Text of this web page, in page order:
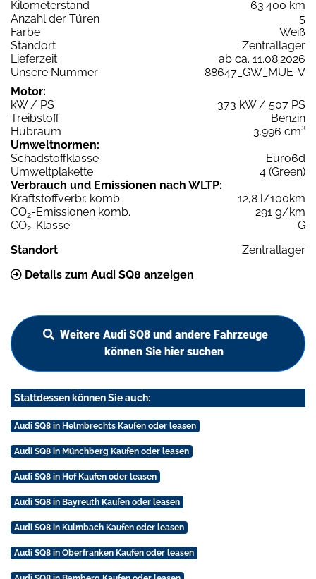
Kilometerstand
63.400 km
Anzahl der Türen
5
Farbe
Weiß
Standort
Zentrallager
Lieferzeit
ab ca. 11.08.2026
Unsere Nummer
88647_GW_MUE-V
Motor:
kW / PS
373 kW / 507 PS
Treibstoff
Benzin
Hubraum
3.996 cm³
Umweltnormen:
Schadstoffklasse
Euro6d
Umweltplakette
4 (Green)
Verbrauch und Emissionen nach WLTP:
Kraftstoffverbr. komb.
12,8 l/100km
CO2-Emissionen komb.
291 g/km
CO2-Klasse
G
Standort
Zentrallager
Details zum Audi SQ8 anzeigen
Weitere Audi SQ8 und andere Fahrzeuge
können Sie hier suchen
Stattdessen können Sie auch:
Audi SQ8 in Helmbrechts Kaufen oder leasen
Audi SQ8 in Münchberg Kaufen oder leasen
Audi SQ8 in Hof Kaufen oder leasen
Audi SQ8 in Bayreuth Kaufen oder leasen
Audi SQ8 in Kulmbach Kaufen oder leasen
Audi SQ8 in Oberfranken Kaufen oder leasen